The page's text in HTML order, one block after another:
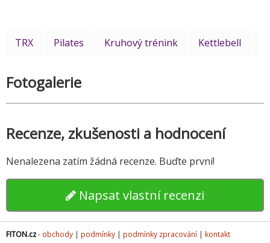
TRX Pilates Kruhový trénink Kettlebell
Fotogalerie
Recenze, zkušenosti a hodnocení
Nenalezena zatím žádná recenze. Buďte první!
Napsat vlastní recenzi
FITON.cz- obchody | podmínky | podmínky zpracování | kontakt